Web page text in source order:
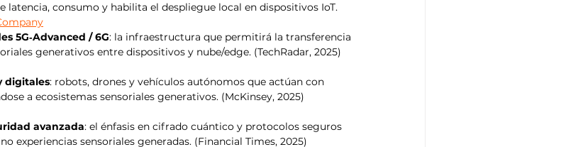
latencia, consumo y habilita el despliegue local en dispositivos IoT.
5G‑Advanced / 6G: la infraestructura que permitirá la transferencia
generativos entre dispositivos y nube/edge. (TechRadar, 2025)
digitales: robots, drones y vehículos autónomos que actúan con
a ecosistemas sensoriales generativos. (McKinsey, 2025)
avanzada: el énfasis en cifrado cuántico y protocolos seguros
experiencias sensoriales generadas. (Financial Times, 2025)